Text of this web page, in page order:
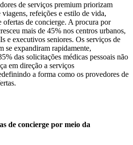
de serviços premium priorizam
refeições e estilo de vida,
ofertas de concierge. A procura por
mais de 45% nos centros urbanos,
e executivos seniores. Os serviços de
se expandiram rapidamente,
das solicitações médicas pessoais não
em direção a serviços
a forma como os provedores de
de concierge por meio da